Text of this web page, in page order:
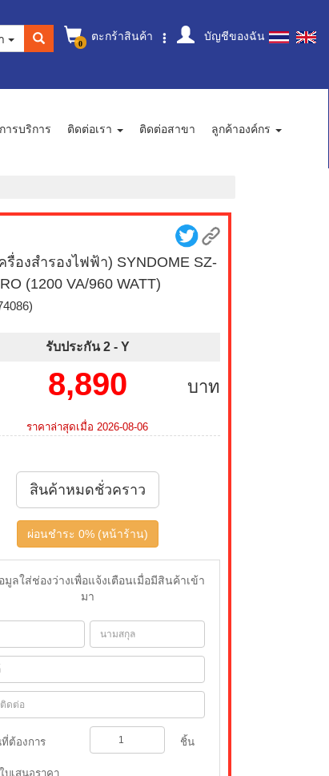
0 ตะกร้าสินค้า บัญชีของฉัน
ารบริการ ติดต่อเรา ติดต่อสาขา
ลูกค้าองค์กร
รื่องสำรองไฟฟ้า) SYNDOME SZ-
(1200 VA/960 WATT)
รับประกัน 2 - Y
บาท
8,890
ราคาล่าสุดเมื่อ 2026-08-06
สินค้าหมดชั่วคราว
ผ่อนชำระ 0% (หน้าร้าน)
มูลใส่ช่องว่างเพื่อแจ้งเตือนเมื่อมีสินค้าเข้า
มา
ต้องการ ชิ้น
บเสนอราคา